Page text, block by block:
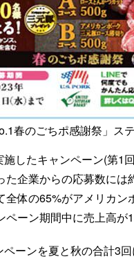
春のごちポ感謝祭」ス
したキャンペーン(第1
企業からの応募数には
全体の65%がアメリカ
ーン期間中に売上高が
ーンを夏と秋の合計3